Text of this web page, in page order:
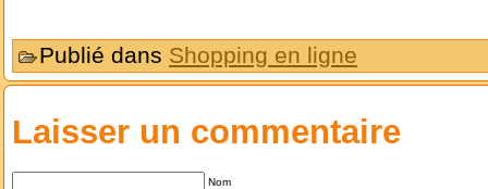
Publié dans Shopping en ligne
Laisser un commentaire
Nom